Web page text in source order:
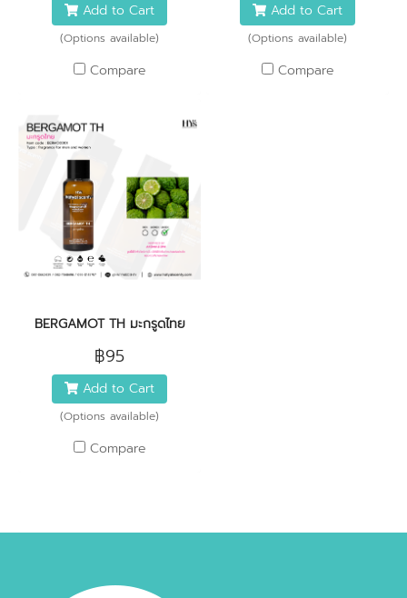
Add to Cart
(Options available)
Compare
Add to Cart
(Options available)
Compare
BERGAMOT TH มะกรูดไทย
฿95
Add to Cart
(Options available)
Compare